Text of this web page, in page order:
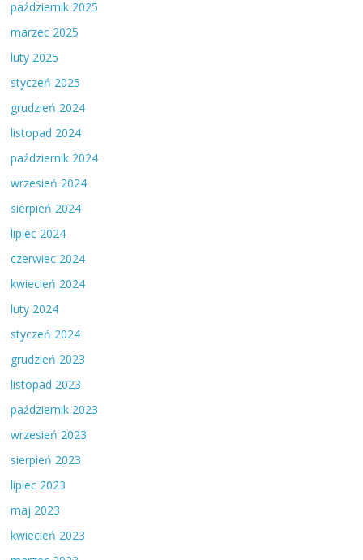
październik 2025
marzec 2025
luty 2025
styczeń 2025
grudzień 2024
listopad 2024
październik 2024
wrzesień 2024
sierpień 2024
lipiec 2024
czerwiec 2024
kwiecień 2024
luty 2024
styczeń 2024
grudzień 2023
listopad 2023
październik 2023
wrzesień 2023
sierpień 2023
lipiec 2023
maj 2023
kwiecień 2023